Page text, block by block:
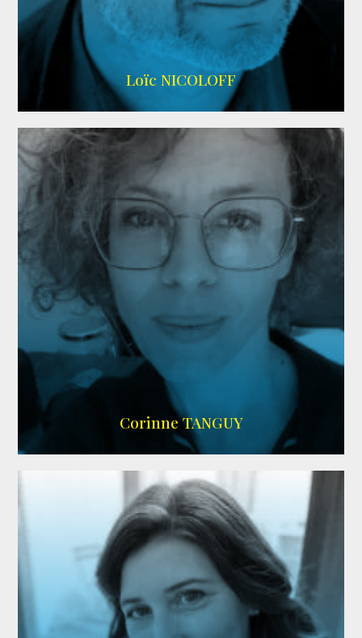
Wikipedia
Loïc NICOLOFF
SITE OFFICIEL
Corinne TANGUY